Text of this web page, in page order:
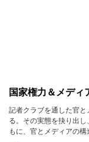
国家権力＆メディ
記者クラブを通した官
る。その実態を抉り出
もに、官とメディアの構